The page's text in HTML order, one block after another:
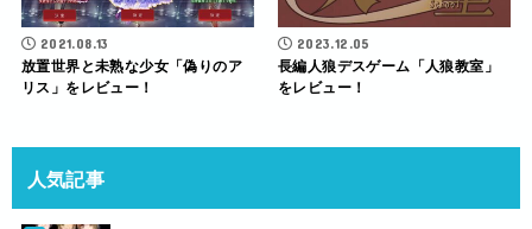
2021.08.13
放置世界と未熟な少女「偽りのア
リス」をレビュー！
2023.12.05
長編人狼デスゲーム「人狼教室」
をレビュー！
人気記事